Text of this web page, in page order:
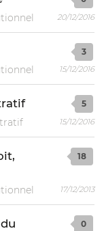
20/12/2016
3
15/12/2016
5
15/12/2016
18
17/12/2013
0